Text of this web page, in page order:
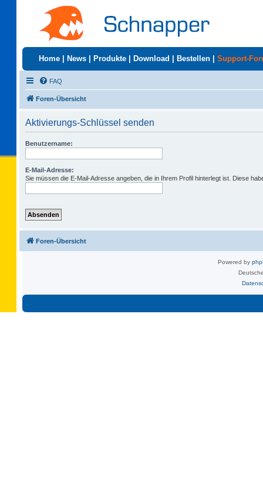
Home News Produkte Download Bestellen Support-
FAQ
Foren-Übersicht
Aktivierungs-Schlüssel senden
Benutzername:
E-Mail-Adresse:
Sie müssen die E-Mail-Adresse angeben, die in Ihrem Profil hinterlegt ist. Diese
Foren-Übersicht
Powered by